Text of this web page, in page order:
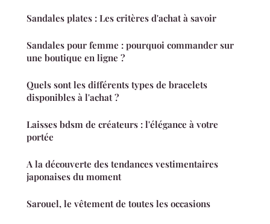
Sandales plates : Les critères d'achat à savoir
Sandales pour femme : pourquoi commander sur
une boutique en ligne ?
Quels sont les différents types de bracelets
disponibles à l'achat ?
Laisses bdsm de créateurs : l'élégance à votre
portée
A la découverte des tendances vestimentaires
japonaises du moment
Sarouel, le vêtement de toutes les occasions